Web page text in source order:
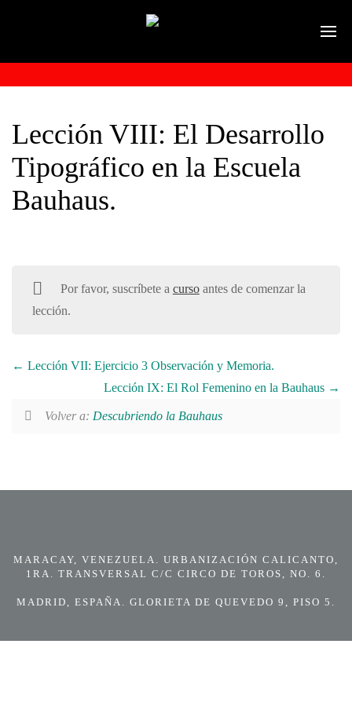
Lección VIII: El Desarrollo
Tipográfico en la Escuela
Bauhaus.
Por favor, suscríbete a cursoantes de comenzar la
lección.
Lección VII: Ejercicio 3 Observación y Memoria.
Lección IX: El Rol Femenino en la Bauhaus
Volver a: Descubriendo la Bauhaus
MARACAY, VENEZUELA. URBANIZACIÓN CALICANTO,
1RA. TRANSVERSAL C/C CIRCO DE TOROS, NO. 6.
MADRID, ESPAÑA. GLORIETA DE QUEVEDO 9, PISO 5.